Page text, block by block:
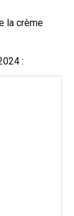
la crème
: